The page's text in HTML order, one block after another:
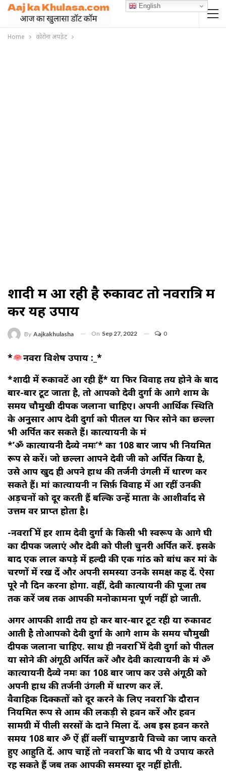
Home कोरोना अपडेट
शादी में आ रही है रुकावटें तो नवरात्रि में
करें यह उपाय
By Aajkakhulasha On Sep 27, 2022 0
*
नवरात्र विशेष उपाय :_*
*शादी में रुकावटें आ रही हैं* या फिर विवाह तय होने के बाद
बार-बार टूट जाता है, तो आपको देवी दुर्गा के आगे शाम के
समय चौमुखी दीपक जलाना चाहिए। अपनी आर्थिक स्थिति
के अनुसार आप देवी दुर्गा को पीतल या फिर सोने का छल्ला
भी अर्पित कर सकते हैं। कात्यायनी के मंत्र
*’ॐ कात्यायनी दैव्ये नमः’* का 108 बार जाप भी नियमित
रूप से करें। जो छल्‍ला आपने देवी जी को अर्पित किया है,
उसे आप खुद ही अपने हाथ की तर्जनी उंगली में धारण कर
सकते हैं। मां कात्यायनी न सिर्फ़ विवाह में आ रहीं उनकी
अड़चनों को दूर करती हैं बल्कि उन्हें माता के आशीर्वाद से
उत्तम वर प्राप्त होता है।
-नवरात्रि में हर शाम देवी दुर्गा के किसी भी स्वरूप के आगे घी
का दीपक जलाएं और देवी को पीली चुनरी अर्पित करें. इसके
बाद एक लाल कपड़े में हल्दी की एक गांठ को बांध कर मां के
चरणों में रख दें और अपनी समस्या उनके समक्ष कह दें. ऐसा
पूरे नौ दिन करना होगा. वहीं, देवी कात्यायनी की पूजा तब
तक करें जब तक आपकी मनोकामना पूर्ण नहीं हो जाती.
अगर आपकी शादी तय हो कर बार-बार टूट रही या रुकावट
आती है तोआपको देवी दुर्गा के आगे शाम के समय चौमुखी
दीपक जलाना चाहिए. साथ ही नवरात्रि में देवी दुर्गा को पीतल
या सोने की अंगूठी अर्पित करें और देवी कात्यायनी के मंत्र ॐ
कात्यायनी दैव्ये नमः का 108 बार जाप कर उसे अंगूठी को
अपनी हाथ की तर्जनी उंगली में धारण कर लें.
वैवाहिक दिक्कतों को दूर करने के लिए नवरात्रि के दौरान
नियमित रूप से आम की लकड़ी से हवन करें और हवन
सामग्री में पीली सरसों के दाने मिला दें. अब इस हवन करते
समय 108 बार ॐ ऐं ह्रीं क्लीं चामुण्डायै विच्चे का जाप करते
हुए आहुति दें. आप चाहें तो नवरात्रि के बाद भी ये उपाय करते
रह सकते हैं जब तक आपकी समस्या दूर नहीं होती.
English